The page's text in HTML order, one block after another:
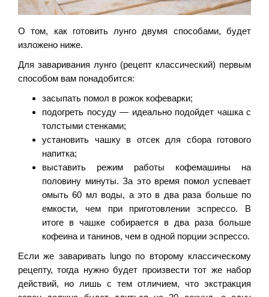
О том, как готовить лунго двумя способами, будет
изложено ниже.
Для заваривания лунго (рецепт классический) первым
способом вам понадобится:
засыпать помол в рожок кофеварки;
подогреть посуду — идеально подойдет чашка с
толстыми стенками;
установить чашку в отсек для сбора готового
напитка;
выставить режим работы кофемашины на
половину минуты. За это время помол успевает
омыть 60 мл воды, а это в два раза больше по
емкости, чем при приготовлении эспрессо. В
итоге в чашке собирается в два раза больше
кофеина и танинов, чем в одной порции эспрессо.
Если же заваривать lungo по второму классическому
рецепту, тогда нужно будет произвести тот же набор
действий, но лишь с тем отличием, что экстракция